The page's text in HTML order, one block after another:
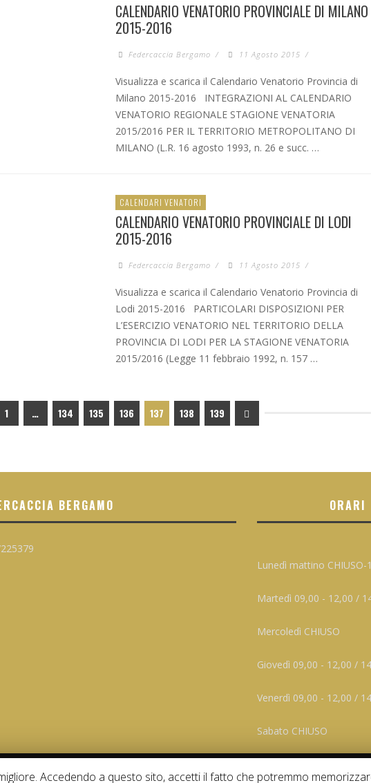
CALENDARIO VENATORIO PROVINCIALE DI MILANO
2015-2016
Federcaccia Bergamo / 11 Agosto 2015 /
Visualizza e scarica il Calendario Venatorio Provincia di
Milano 2015-2016 INTEGRAZIONI AL CALENDARIO
VENATORIO REGIONALE STAGIONE VENATORIA
2015/2016 PER IL TERRITORIO METROPOLITANO DI
MILANO (L.R. 16 agosto 1993, n. 26 e succ. …
CALENDARI VENATORI
CALENDARIO VENATORIO PROVINCIALE DI LODI
2015-2016
Federcaccia Bergamo / 11 Agosto 2015 /
Visualizza e scarica il Calendario Venatorio Provincia di
Lodi 2015-2016 PARTICOLARI DISPOSIZIONI PER
L’ESERCIZIO VENATORIO NEL TERRITORIO DELLA
PROVINCIA DI LODI PER LA STAGIONE VENATORIA
2015/2016 (Legge 11 febbraio 1992, n. 157 …
1 … 134 135 136 137 138 139
BERGAMO ORARI
Lunedì mattino CHIUSO-
Martedì 09,00 - 12,00 /
Mercoledì CHIUSO
Giovedì 09,00 - 12,00 /
Venerdì 09,00 - 12,00 /
Sabato CHIUSO
Accedendo a questo sito, accetti il fatto che potremmo